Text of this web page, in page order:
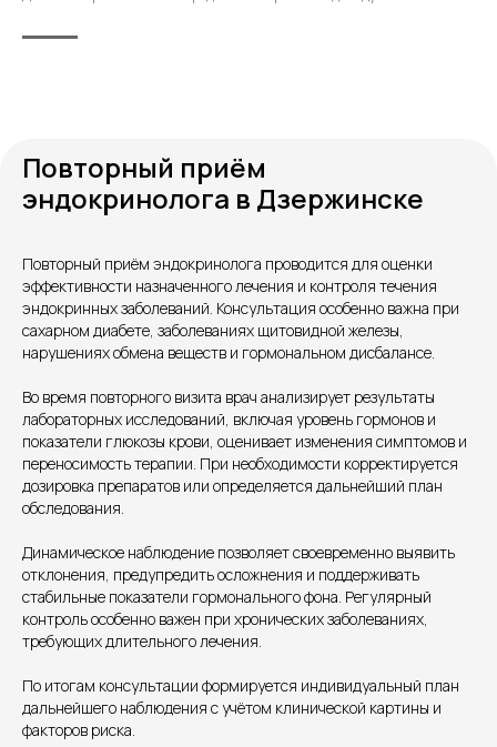
Повторный приём
эндокринолога в Дзержинске
Повторный приём эндокринолога проводится для оценки
эффективности назначенного лечения и контроля течения
эндокринных заболеваний. Консультация особенно важна при
сахарном диабете, заболеваниях щитовидной железы,
нарушениях обмена веществ и гормональном дисбалансе.
Во время повторного визита врач анализирует результаты
лабораторных исследований, включая уровень гормонов и
показатели глюкозы крови, оценивает изменения симптомов и
переносимость терапии. При необходимости корректируется
дозировка препаратов или определяется дальнейший план
обследования.
Динамическое наблюдение позволяет своевременно выявить
отклонения, предупредить осложнения и поддерживать
стабильные показатели гормонального фона. Регулярный
контроль особенно важен при хронических заболеваниях,
требующих длительного лечения.
По итогам консультации формируется индивидуальный план
дальнейшего наблюдения с учётом клинической картины и
факторов риска.
Пн.-пт. — с 08:00 до 20:00
Сб. — с 08:00 до 18:00
Вс. — с 08:00 до 15:00
+7 8313 248 248
Единый номер
Петрищева д.35.пом.3
Патоличева 21Д,П.1
На ремонте
Новый